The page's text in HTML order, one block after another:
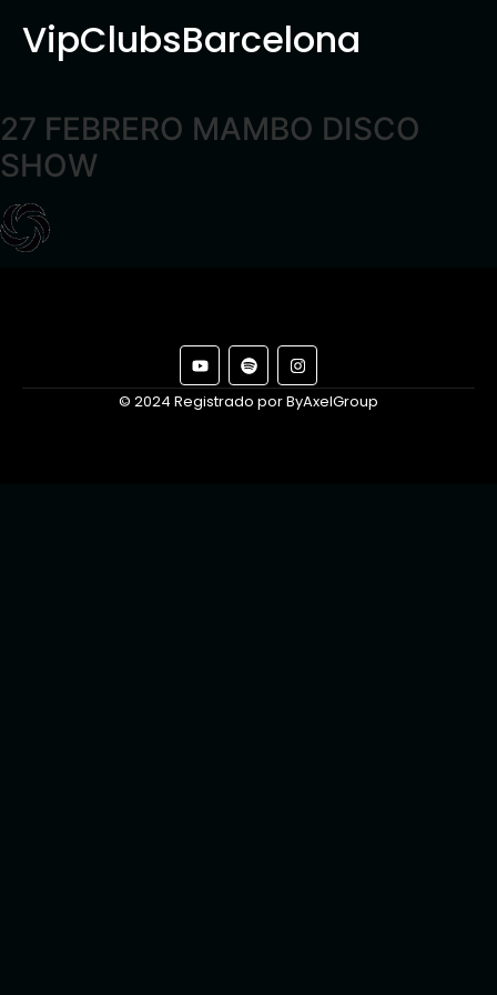
VipClubsBarcelona
27 FEBRERO MAMBO DISCO
SHOW
© 2024 Registrado por ByAxelGroup